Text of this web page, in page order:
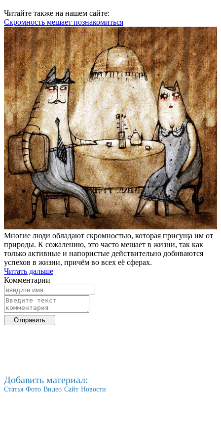
Читайте также на нашем сайте:
Скромность мешает познакомиться
Многие люди обладают скромностью, которая присуща им от
природы. К сожалению, это часто мешает в жизни, так как
только активные и напористые действительно добиваются
успехов в жизни, причём во всех её сферах.
Читать дальше
Комментарии
Добавить материал:
Статья Фото Видео Сайт Новости